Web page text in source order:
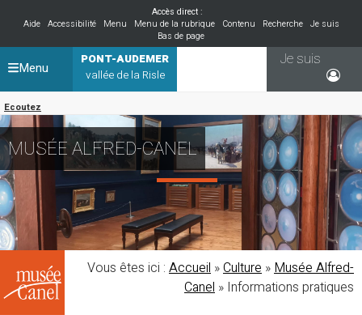
Accès direct :
Aide
Accessibilité Menu Menu de la rubrique Contenu Recherche
Je suis
Bas de page
PONT-AUDEMER
vallée de la Risle
Ecoutez
Je suis
Menu
MUSÉE ALFRED-CANEL
Vous êtes ici : Accueil »Culture »Musée Alfred-
Canel » Informations pratiques